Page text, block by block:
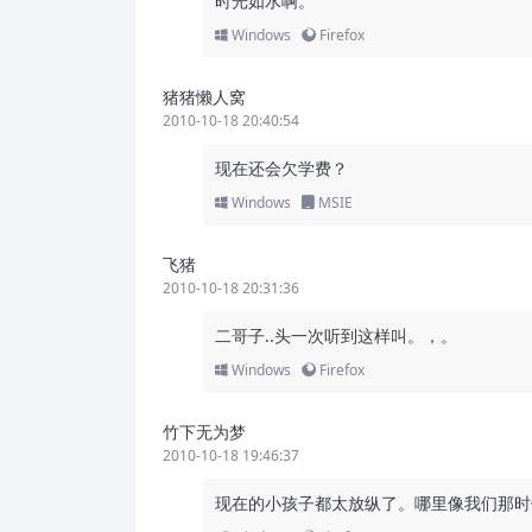
Windows Firefox
猪猪懒人窝
2010-10-18 20:40:54
现在还会欠学费？
Windows MSIE
飞猪
2010-10-18 20:31:36
二哥子..头一次听到这样叫。，。
Windows Firefox
竹下无为梦
2010-10-18 19:46:37
现在的小孩子都太放纵了。哪里像我们那